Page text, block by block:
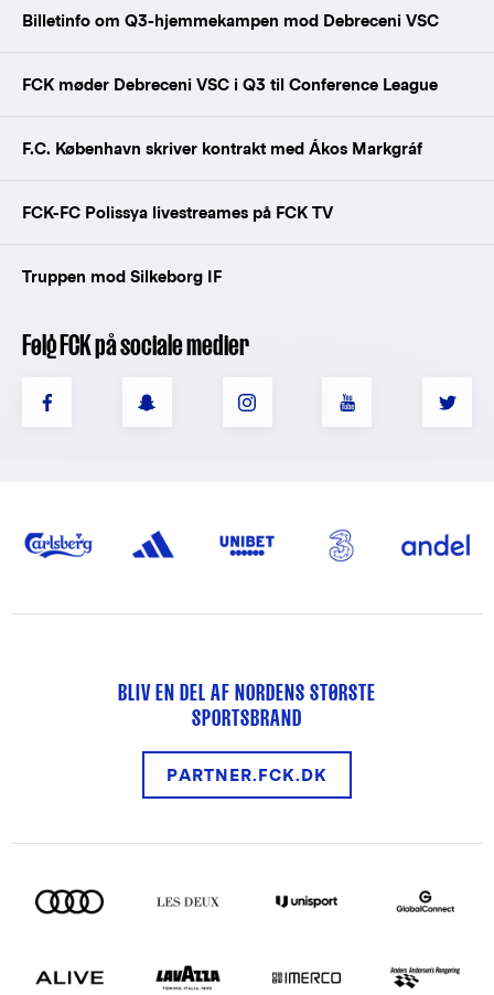
Billetinfo om Q3-hjemmekampen mod Debreceni VSC
FCK møder Debreceni VSC i Q3 til Conference League
F.C. København skriver kontrakt med Ákos Markgráf
FCK-FC Polissya livestreames på FCK TV
Truppen mod Silkeborg IF
Følg FCK på sociale medier
BLIV EN DEL AF NORDENS STØRSTE
SPORTSBRAND
PARTNER.FCK.DK